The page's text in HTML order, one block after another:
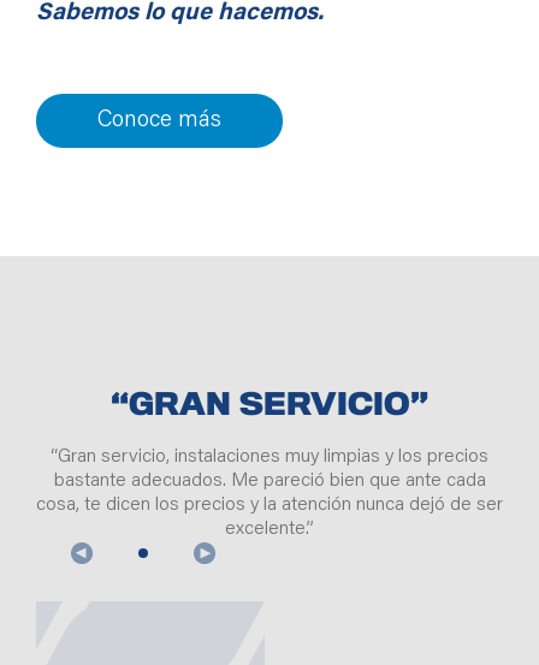
Sabemos lo que hacemos.
Conoce más
“GRAN SERVICIO”
“Gran servicio, instalaciones muy limpias y los precios
bastante adecuados. Me pareció bien que ante cada
cosa, te dicen los precios y la atención nunca dejó de ser
excelente.”